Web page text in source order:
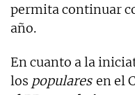
permita continuar
año.
En cuanto a la
los populares en el